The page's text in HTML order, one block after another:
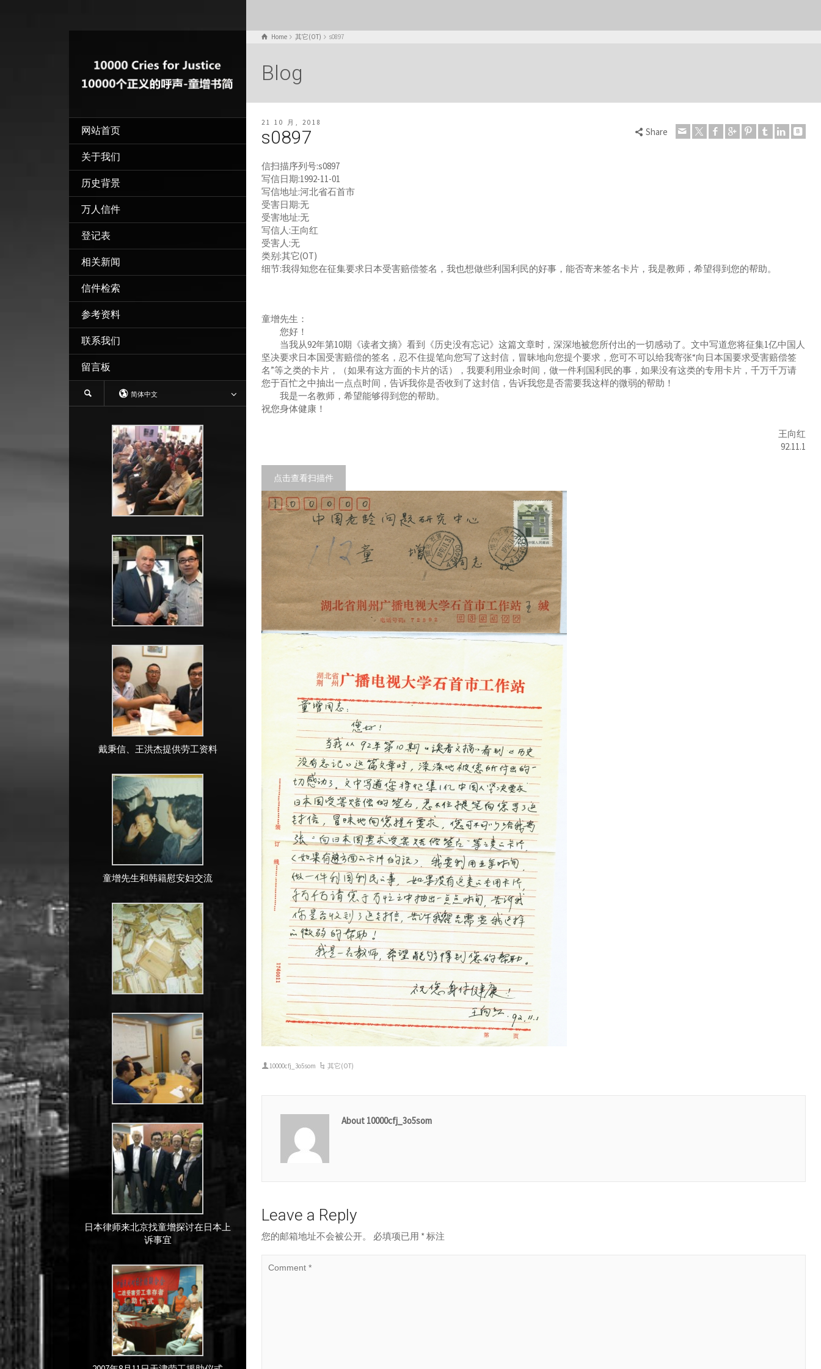
网站首页
关于我们
历史背景
万人信件
登记表
相关新闻
信件检索
参考资料
联系我们
留言板
简体中文
戴秉信、王洪杰提供劳工资料
童增先生和韩籍慰安妇交流
日本律师来北京找童增探讨在日本上
诉事宜
Home 其它(OT) s0897
Blog
21 10 月, 2018
s0897 Share
信扫描序列号:s0897
写信日期:1992-11-01
写信地址:河北省石首市
受害日期:无
受害地址:无
写信人:王向红
受害人:无
类别:其它(OT)
细节:我得知您在征集要求日本受害赔偿签名，我也想做些利国利民的好事，能否寄来签名卡片，我是教师，希望得到您的帮助。
童增先生：
您好！
当我从92年第10期《读者文摘》看到《历史没有忘记》这篇文章时，深深地被您所付出的一切感动了。文中写道您将征集1亿中国人
坚决要求日本国受害赔偿的签名，忍不住提笔向您写了这封信，冒昧地向您提个要求，您可不可以给我寄张“向日本国要求受害赔偿签
名”等之类的卡片，（如果有这方面的卡片的话），我要利用业余时间，做一件利国利民的事，如果没有这类的专用卡片，千万千万请
您于百忙之中抽出一点点时间，告诉我你是否收到了这封信，告诉我您是否需要我这样的微弱的帮助！
我是一名教师，希望能够得到您的帮助。
祝您身体健康！
王向红
92.11.1
10000cfj_3o5som 其它(OT)
About 10000cfj_3o5som
Leave a Reply
您的邮箱地址不会被公开。 必填项已用 *标注